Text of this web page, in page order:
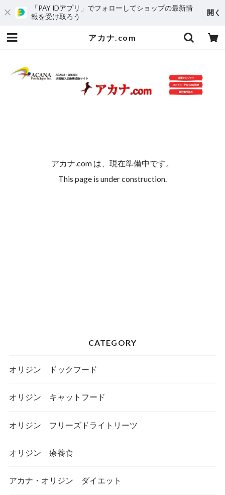
「PAY IDアプリ」でフォローしてショップの最新情
報を受け取ろう
開く
アカナ.com
アカナ.com は、現在準備中です。
This page is under construction.
CATEGORY
オリジン ドックフード
オリジン キャットフード
オリジン フリーズドライトリーツ
オリジン 療養食
アカナ・オリジン ダイエット